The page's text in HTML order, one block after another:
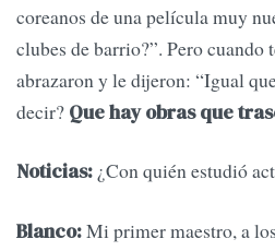
coreanos de una película muy
clubes de barrio?”. Pero
abrazaron y le dijeron: “Igual
decir? Que hay obras que
Noticias: ¿Con quién estudió
Blanco:Mi primer maestro, a